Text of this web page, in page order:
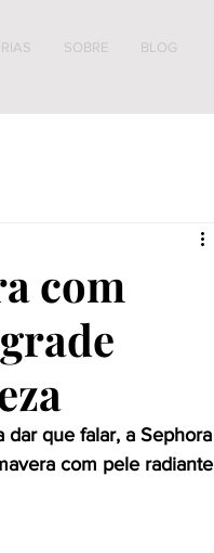
SOBRE BLOG
com
dar que falar, a Sephora
com pele radiante